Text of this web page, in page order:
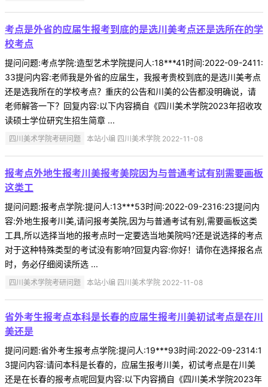
考点是外省的应届生报考到底的是选川美考点还是选所在的学
校考点
提问问题:考点学院:造型艺术学院提问人:18***41时间:2022-09-2411:
33提问内容:老师我是外省的应届生，我报考贵校到底的是选川美考点
还是选我所在的学校考点？重庆的公告和川美的公告都没明确说，请
老师解答一下？回复内容:以下内容摘自《四川美术学院2023年招收攻
读硕士学位研究生招生简章 ...
四川美术学院考研问题 本站小编 四川美术学院 2022-11-08
报考点外地生报考川美报考美院因为与普通考试有别需要画板
这类工
提问问题:报考点学院:提问人:13***53时间:2022-09-2316:23提问内
容:外地生报考川美,请问报考美院,因为与普通考试有别,需要画板这类
工具,所以选择当地的报考点时一定要选当地美院吗?还是说选择的考点
对于这种特殊类型的考试没有影响?回复内容:你好！请你在选择报名点
时，务必仔细阅读所选 ...
四川美术学院考研问题 本站小编 四川美术学院 2022-11-08
省外考生报考点本科是长春的应届生报考川美初试考点是在川
美还是
提问问题:省外考生报考点学院:提问人:19***93时间:2022-09-2314:1
3提问内容:请问本科是长春的，应届生报考川美，初试考点是在川美
还是在长春的报考点呢回复内容:以下内容摘自《四川美术学院2023年